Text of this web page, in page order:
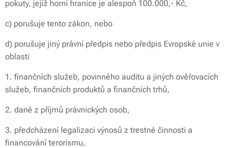
pokuty, jejíž horní hranice je alespoň 100.000,- Kč,
c) porušuje tento zákon, nebo
d) porušuje jiný právní předpis nebo předpis Evropské unie v
oblasti
1. finančních služeb, povinného auditu a jiných ověřovacích
služeb, finančních produktů a finančních trhů,
2. daně z příjmů právnických osob,
3. předcházení legalizaci výnosů z trestné činnosti a
financování terorismu,